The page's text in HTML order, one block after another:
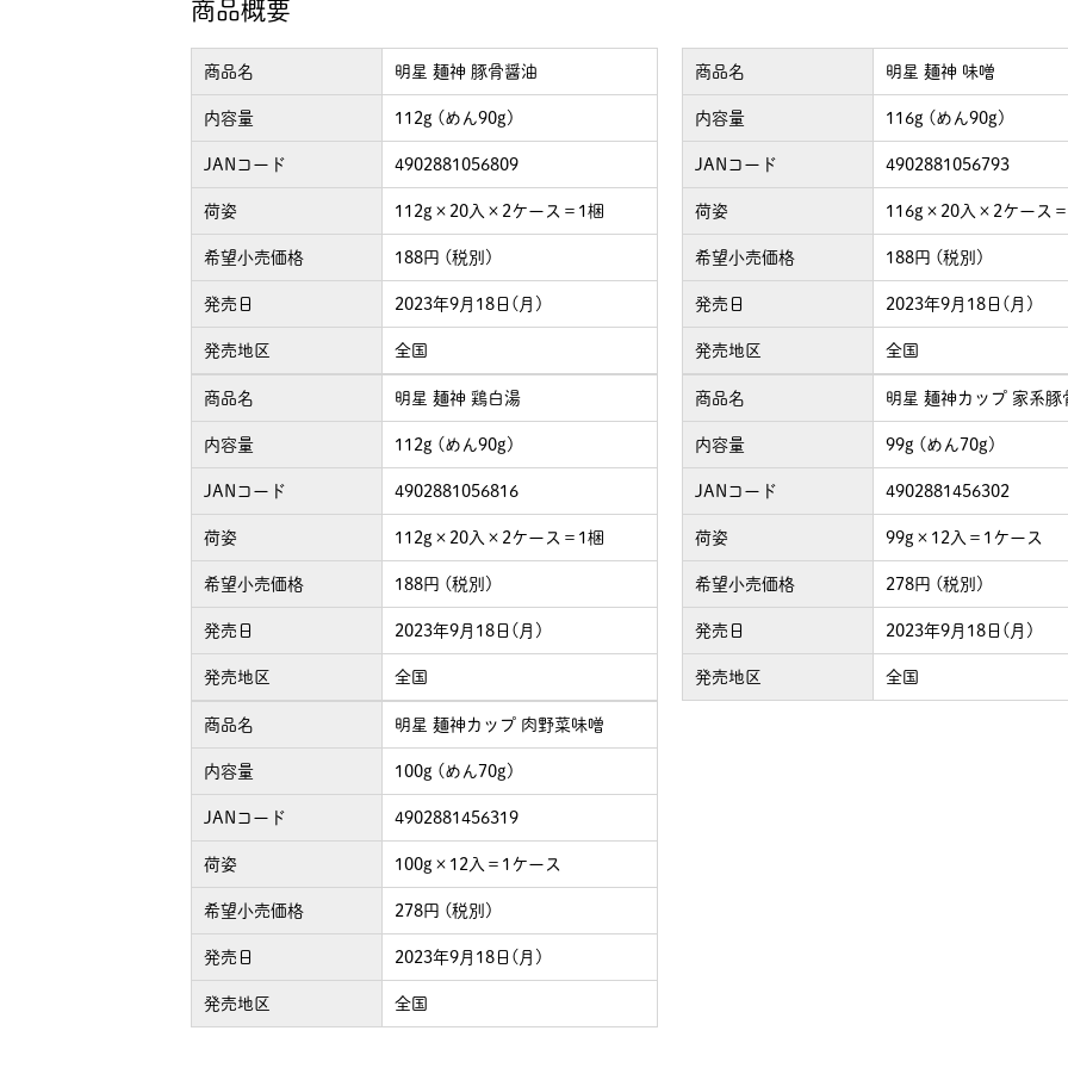
商品概要
商品名 明星 麺神 豚骨醤油
内容量 112g (めん90g)
JANコード 4902881056809
荷姿 112g×20入×2ケース＝1梱
希望小売価格 188円 (税別)
発売日 2023年9月18日(月)
発売地区 全国
商品名 明星 麺神 味噌
内容量 116g (めん90g)
JANコード 4902881056793
荷姿 116g×20入×2ケース
希望小売価格 188円 (税別)
発売日 2023年9月18日(月)
発売地区 全国
商品名 明星 麺神 鶏白湯
内容量 112g (めん90g)
JANコード 4902881056816
荷姿 112g×20入×2ケース＝1梱
希望小売価格 188円 (税別)
発売日 2023年9月18日(月)
発売地区 全国
商品名 明星 麺神カップ 家系豚
内容量 99g (めん70g)
JANコード 4902881456302
荷姿 99g×12入＝1ケース
希望小売価格 278円 (税別)
発売日 2023年9月18日(月)
発売地区 全国
商品名 明星 麺神カップ 肉野菜味噌
内容量 100g (めん70g)
JANコード 4902881456319
荷姿 100g×12入＝1ケース
希望小売価格 278円 (税別)
発売日 2023年9月18日(月)
発売地区 全国